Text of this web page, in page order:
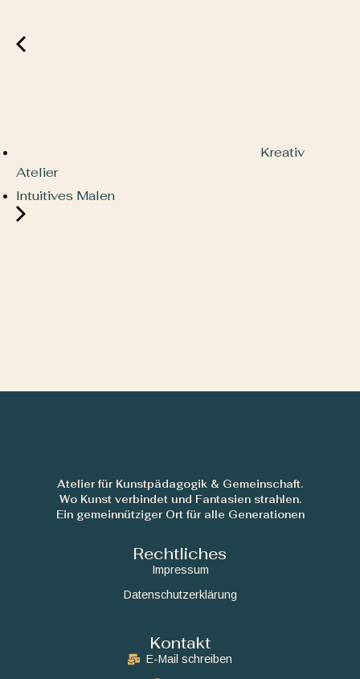
Kreativ
Atelier
Intuitives Malen
Atelier für Kunstpädagogik & Gemeinschaft.
Wo Kunst verbindet und Fantasien strahlen.
Ein gemeinnütziger Ort für alle Generationen
Rechtliches
Impressum
Datenschutzerklärung
Kontakt
E-Mail schreiben